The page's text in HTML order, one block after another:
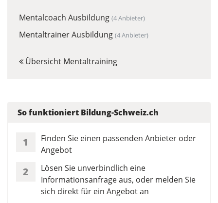
Mentalcoach Ausbildung (4 Anbieter)
Mentaltrainer Ausbildung (4 Anbieter)
Übersicht Mentaltraining
So funktioniert Bildung-Schweiz.ch
1
Finden Sie einen passenden Anbieter oder
Angebot
2
Lösen Sie unverbindlich eine
Informationsanfrage aus, oder melden Sie
sich direkt für ein Angebot an